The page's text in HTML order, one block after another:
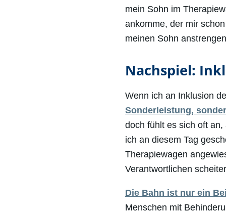
mein Sohn im
ankomme, der mir
meinen Sohn
Nachspiel:
Wenn ich an Inklusion
Sonderleistung,
doch fühlt es sich oft
ich an diesem Tag
Therapiewagen
Verantwortlichen
Die Bahn ist nur ein
Menschen mit